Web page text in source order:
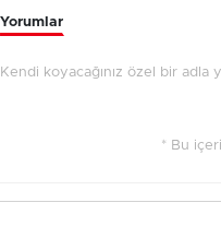
Yorumlar
Kendi koyacağınız özel bir
* Bu